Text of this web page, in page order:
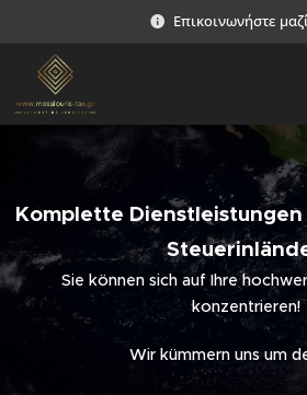
Επικοινωνήστε
Komplette
Sie können sich auf Ihre
konzentrieren!
Wir kümmern uns um